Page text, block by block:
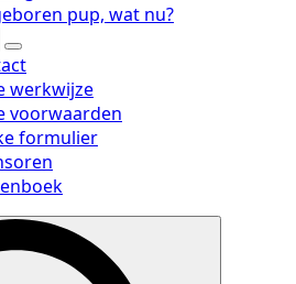
pup, wat nu?
werkwijze
voorwaarden
formulier